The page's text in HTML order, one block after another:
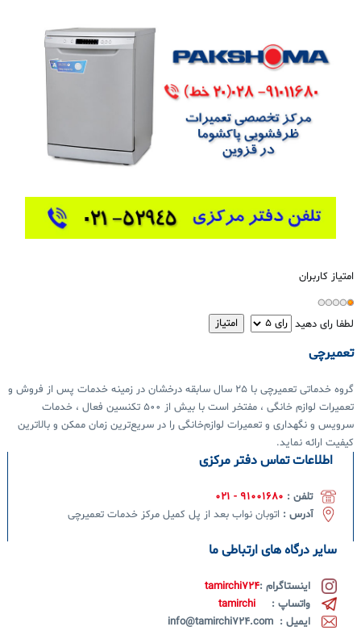
امتیاز کاربران
لطفا رای دهید
تعمیرچی
گروه خدماتی تعمیرچی با 25 سال سابقه درخشان در زمینه خدمات پس از فروش و
تعمیرات لوازم خانگی ، مفتخر است با بیش از 500 تکنسین فعال ، خدمات
سرویس و نگهداری و تعمیرات لوازم‌خانگی را در سریع‌ترین زمان ممکن و بالاترین
کیفیت ارائه نماید.
اطلاعات تماس دفتر مرکزی
تلفن : 91001680 - 021
آدرس : اتوبان نواب بعد از پل کمیل مرکز خدمات تعمیرچی
سایر درگاه های ارتباطی ما
اینستاگرام :tamirchi724
واتساپ :
tamirchi
ایمیل : info@tamirchi724.com